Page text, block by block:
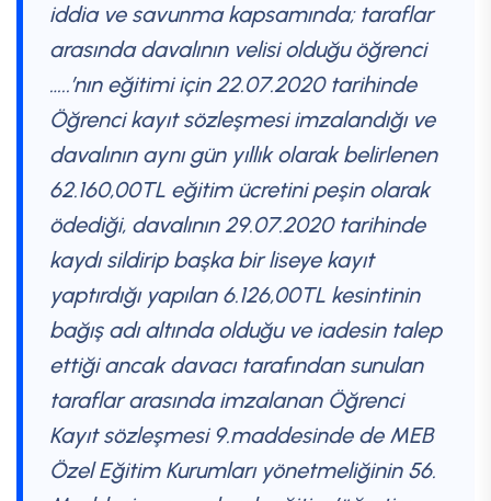
iddia ve savunma kapsamında; taraflar
arasında davalının velisi olduğu öğrenci
…..’nın eğitimi için 22.07.2020 tarihinde
Öğrenci kayıt sözleşmesi imzalandığı ve
davalının aynı gün yıllık olarak belirlenen
62.160,00TL eğitim ücretini peşin olarak
ödediği, davalının 29.07.2020 tarihinde
kaydı sildirip başka bir liseye kayıt
yaptırdığı yapılan 6.126,00TL kesintinin
bağış adı altında olduğu ve iadesin talep
ettiği ancak davacı tarafından sunulan
taraflar arasında imzalanan Öğrenci
Kayıt sözleşmesi 9.maddesinde de MEB
Özel Eğitim Kurumları yönetmeliğinin 56.